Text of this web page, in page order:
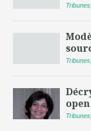
Tribunes
Tribunes
Tribunes